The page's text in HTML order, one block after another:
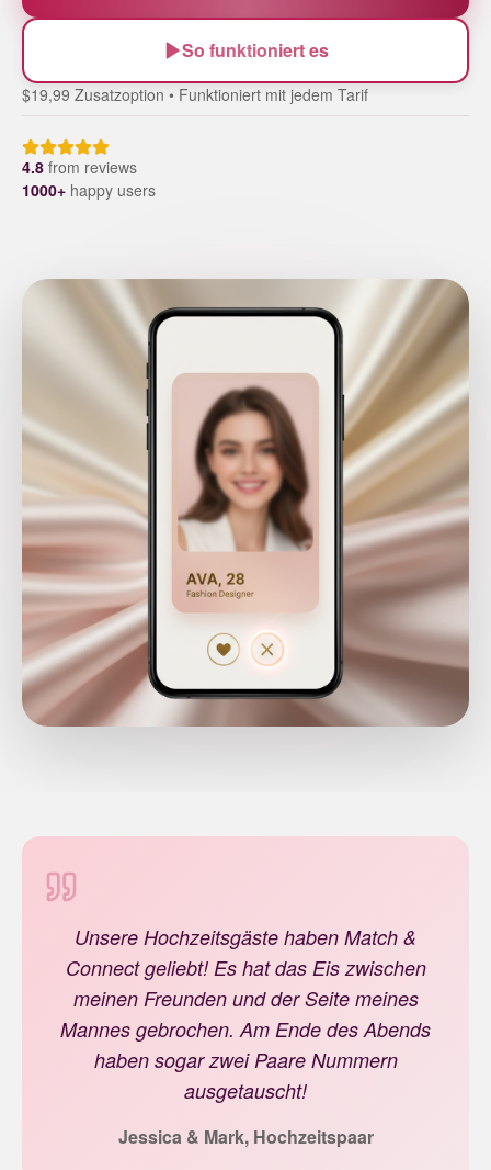
So funktioniert es
$19,99 Zusatzoption • Funktioniert mit jedem Tarif
4.8 from reviews
1000+ happy users
Unsere Hochzeitsgäste haben Match &
Connect geliebt! Es hat das Eis zwischen
meinen Freunden und der Seite meines
Mannes gebrochen. Am Ende des Abends
haben sogar zwei Paare Nummern
ausgetauscht!
Jessica & Mark, Hochzeitspaar